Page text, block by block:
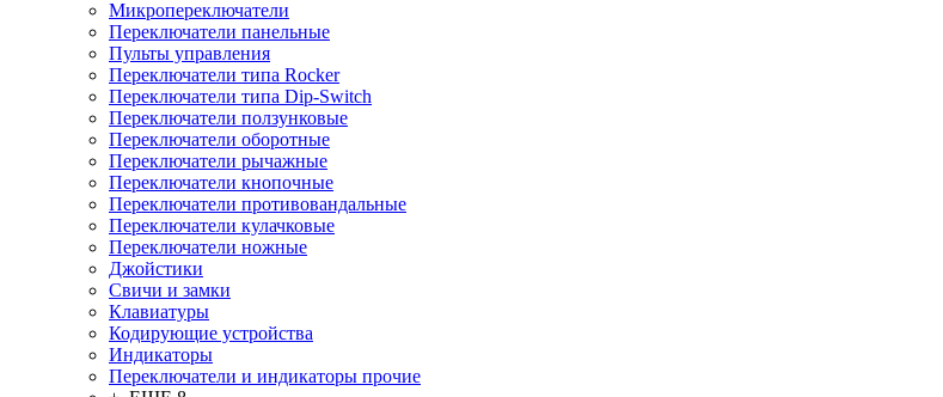
Микропереключатели
Переключатели панельные
Пульты управления
Переключатели типа Rocker
Переключатели типа Dip-Switch
Переключатели ползунковые
Переключатели оборотные
Переключатели рычажные
Переключатели кнопочные
Переключатели противовандальные
Переключатели кулачковые
Переключатели ножные
Джойстики
Свичи и замки
Клавиатуры
Кодирующие устройства
Индикаторы
Переключатели и индикаторы прочие